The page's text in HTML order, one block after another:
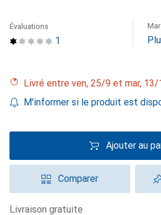
1
Évaluations
Livré entre ven, 25/9 et mar,
M'informer si le produit est
Ajouter au
Comparer
livraison gratuite